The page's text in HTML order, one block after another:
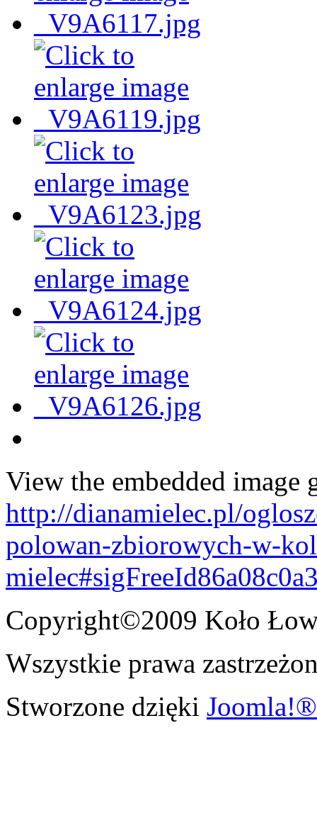
View the embedded image
http://dianamielec.pl/
polowan-zbiorowych-w-
Copyright©2009 Koło
Wszystkie prawa
Stworzone dzięki Joomla!®